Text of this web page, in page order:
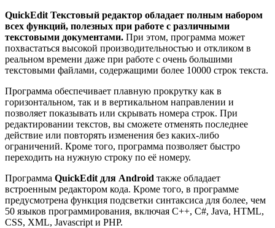
QuickEdit Текстовый редактор обладает полным набором
всех функций, полезных при работе с различными
текстовыми документами. При этом, программа может
похвастаться высокой производительностью и откликом в
реальном времени даже при работе с очень большими
текстовыми файлами, содержащими более 10000 строк текста.
Программа обеспечивает плавную прокрутку как в
горизонтальном, так и в вертикальном направлении и
позволяет показывать или скрывать номера строк. При
редактировании текстов, вы сможете отменять последнее
действие или повторять изменения без каких-либо
ограничений. Кроме того, программа позволяет быстро
переходить на нужную строку по её номеру.
Программа QuickEdit для Android также обладает
встроенным редактором кода. Кроме того, в программе
предусмотрена функция подсветки синтаксиса для более, чем
50 языков программирования, включая C++, C#, Java, HTML,
CSS, XML, Javascript и PHP.